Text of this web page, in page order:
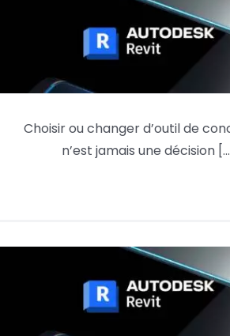
Pourquoi utiliser
en 2026 ?
Choisir ou changer d’outil de
n’est jamais une décision